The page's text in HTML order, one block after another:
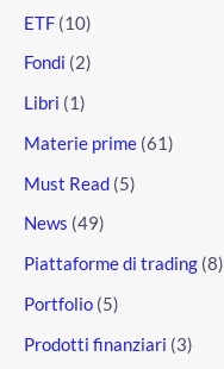
ETF (10)
Fondi (2)
Libri (1)
Materie prime (61)
Must Read (5)
News (49)
Piattaforme di trading (8)
Portfolio (5)
Prodotti finanziari (3)